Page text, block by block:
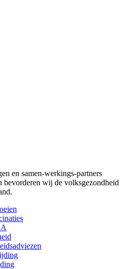
en samen-werkings-partners
bevorderen wij de volksgezondheid